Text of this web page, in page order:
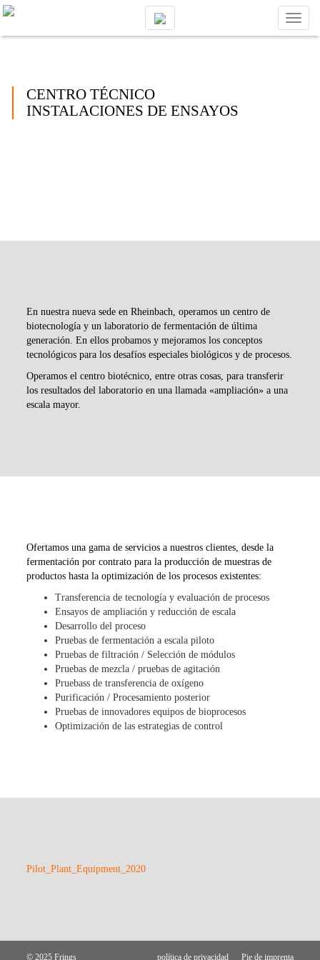
Toggle
CENTRO TÉCNICO
INSTALACIONES DE ENSAYOS
En nuestra nueva sede en Rheinbach, operamos un centro de
biotecnología y un laboratorio de fermentación de última
generación. En ellos probamos y mejoramos los conceptos
tecnológicos para los desafíos especiales biológicos y de procesos.
Operamos el centro biotécnico, entre otras cosas, para transferir
los resultados del laboratorio en una llamada «ampliación» a una
escala mayor.
Ofertamos una gama de servicios a nuestros clientes, desde la
fermentación por contrato para la producción de muestras de
productos hasta la optimización de los procesos existentes:
Transferencia de tecnología y evaluación de procesos
Ensayos de ampliación y reducción de escala
Desarrollo del proceso
Pruebas de fermentación a escala piloto
Pruebas de filtración / Selección de módulos
Pruebas de mezcla / pruebas de agitación
Pruebass de transferencia de oxígeno
Purificación / Procesamiento posterior
Pruebas de innovadores equipos de bioprocesos
Optimización de las estrategias de control
Pilot_Plant_Equipment_2020
© 2025 Frings política de privacidad Pie de imprenta